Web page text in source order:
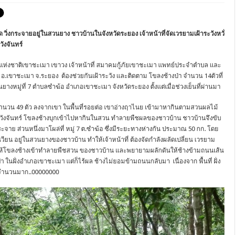
วิ่งกระจายอยู่ในสวนยาง ชาวบ้านในจังหวัดระยอง เจ้าหน้าที่จัดเวรยามเฝ้าระวังหวั่
วังจันทร์
งชาติเขาชะเมา เขาวง เจ้าหน้าที่ สมาคมกู้ภัยเขาชะเมา แพทย์ประจำตำบล และ
ขาชะเมา จ.ระยอง ต้องช่วยกันเฝ้าระวัง และติดตาม โขลงช้างป่า จำนวน 14ตัวที่
งหมู่ที่ 7 ตำบลซำฆ้อ อำเภอเขาชะเมา จังหวัดระยอง ตั้งแต่เมื่อช่วงเย็นที่ผ่านมา
วน 49 ตัว ลงจากเขา ในพื้นที่รอยต่อ เขาอ่างฤาไนย เข้ามาหากินตามสวนผลไม้
งจันทร์ โขลงช้างบุกเข้าไปหากินในสวน ทำลายพืชผลของชาวบ้าน ชาวบ้านจึงขับ
จาย ส่วนหนึ่งมาโผล่ที่ หมู่ 7 ต.ซำฆ้อ ซึ่งมีระยะทางห่างกัน ประมาณ 50 กก. โดย
ยน อยู่ในสวนยางของชาวบ้าน ทำให้เจ้าหน้าที่ ต้องจัดกำลังผลัดเปลี่ยน เวรยาม
โขลงช้างเข้าทำลายพืชสวน ของชาวบ้าน และพยายามผลักดันให้ช้างข้ามถนนเส้น
ในฝั่งอำเภอเขาชะเมา แต่ก็ไร้ผล ช้างไม่ยอมข้ามถนนกลับมา เนื่องจาก พื้นที่ ฝั่ง
ำนวนมาก..00000000